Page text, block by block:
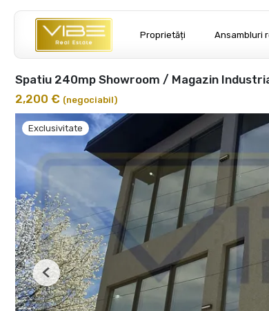
Proprietăți Ansambluri
Spatiu 240mp Showroom / Magazin
2,200 € (negociabil)
Exclusivitate
Previous